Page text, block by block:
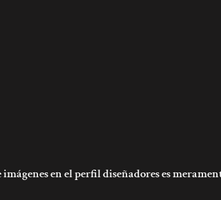
en el perfil diseñadores es